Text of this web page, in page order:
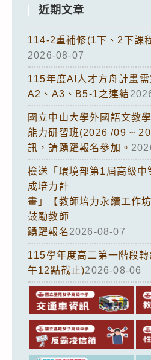
近期文章
114-2重補修(1下、2下課
2026-08-07
115年度AI人才方舟計畫需
A2、A3、B5-1之連結
國立中山大學外國語文教
能力研習班(2026 /09 ~
訊，請踴躍報名參加。
檢送「環境部第1屆高級中
成培力計
畫」【教師培力永續工作
鼓勵教師
踴躍報名2026-08-07
115學年度高二第一階段
午12點截止)2026-08-06